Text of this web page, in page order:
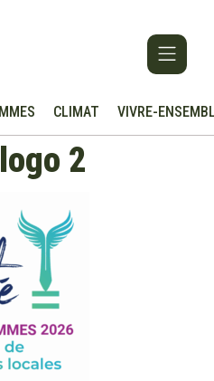
CLIMAT VIVRE-
2